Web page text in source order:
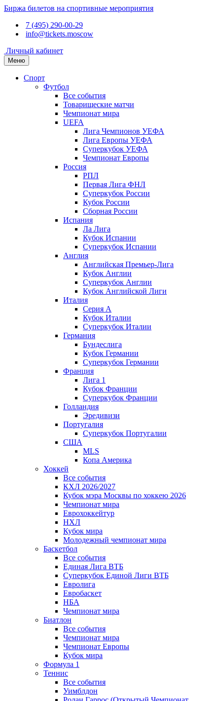
Биржа билетов на спортивные мероприятия
7 (495) 290-00-29
info@tickets.moscow
Личный кабинет
Меню
Спорт
Футбол
Все события
Товарищеские матчи
Чемпионат мира
UEFA
Лига Чемпионов УЕФА
Лига Европы УЕФА
Суперкубок УЕФА
Чемпионат Европы
Россия
РПЛ
Первая Лига ФНЛ
Суперкубок России
Кубок России
Сборная России
Испания
Ла Лига
Кубок Испании
Суперкубок Испании
Англия
Английская Премьер-Лига
Кубок Англии
Суперкубок Англии
Кубок Английской Лиги
Италия
Серия А
Кубок Италии
Суперкубок Италии
Германия
Бундеслига
Кубок Германии
Суперкубок Германии
Франция
Лига 1
Кубок Франции
Суперкубок Франции
Голландия
Эредивизи
Португалия
Суперкубок Португалии
США
MLS
Копа Америка
Хоккей
Все события
КХЛ 2026/2027
Кубок мэра Москвы по хоккею 2026
Чемпионат мира
Еврохоккейтур
НХЛ
Кубок мира
Молодежный чемпионат мира
Баскетбол
Все события
Единая Лига ВТБ
Суперкубок Единой Лиги ВТБ
Евролига
Евробаскет
НБА
Чемпионат мира
Биатлон
Все события
Чемпионат мира
Чемпионат Европы
Кубок мира
Формула 1
Теннис
Все события
Уимблдон